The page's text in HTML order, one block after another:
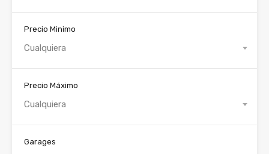
Precio Minimo
Cualquiera
Precio Máximo
Cualquiera
Garages